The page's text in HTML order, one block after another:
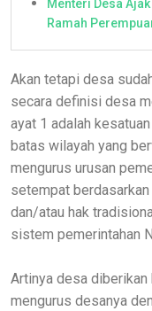
Menteri Desa
Ramah
Akan tetapi desa
secara definisi desa
ayat 1 adalah
batas wilayah yang
mengurus urusan
setempat
dan/atau hak
sistem pemerintahan
Artinya desa diberikan
mengurus desanya